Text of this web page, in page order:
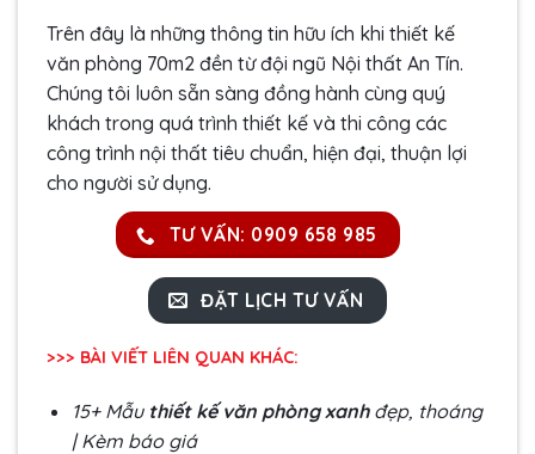
Trên đây là những thông tin hữu ích khi thiết kế
văn phòng 70m2 đền từ đội ngũ Nội thất An Tín.
Chúng tôi luôn sẵn sàng đồng hành cùng quý
khách trong quá trình thiết kế và thi công các
công trình nội thất tiêu chuẩn, hiện đại, thuận lợi
cho người sử dụng.
TƯ VẤN: 0909 658 985
ĐẶT LỊCH TƯ VẤN
>>> BÀI VIẾT LIÊN QUAN KHÁC:
15+ Mẫu thiết kế văn phòng xanhđẹp, thoáng
| Kèm báo giá